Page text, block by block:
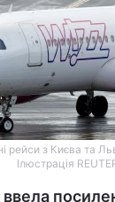
рейси з Києва та
Ілюстрація